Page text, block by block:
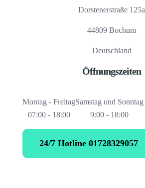
Dorstenerstraße 125a
44809 Bochum
Deutschland
Öffnungszeiten
Montag - Freitag
07:00 - 18:00
Samstag und Sonntag
9:00 - 18:00
24/7 Hotline 01728329057